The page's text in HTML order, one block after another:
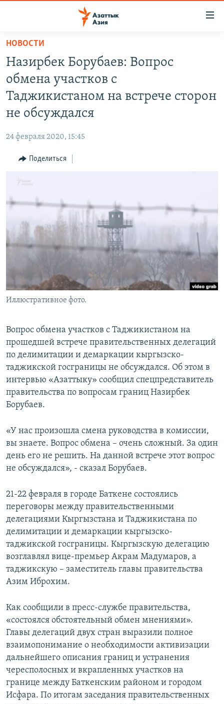
Вернуться
основному
содержанию
Вернутся
главной
Вернутся
поиску
ЦЕНТРАЛЬНАЯ АЗИЯ
КАЗАХСТАН
УЗБЕКИСТАН
НОВОСТИ
ВОЙНА В УКРАИНЕ
НА ДРУГИХ ЯЗЫКАХ
КЫРГЫЗЧА
ЎЗБЕКЧА
ТОҶИКӢ
TÜRKMENÇE
ПОДПИШИТЕСЬ НА НАС В СОЦСЕТЯХ
Все сайты РСЕ/РС
НОВОСТИ
Назирбек Борубаев: Вопрос
обмена участков с
Таджикистаном на встрече сторон
не обсуждался
24 февраля 2020, 15:45
Поделиться
Иллюстративное фото.
Вопрос обмена участков с Таджикистаном на
прошедшей встрече правительственных делегаций
по делимитации и демаркации кыргызско-
таджикской госграницы не обсуждался. Об этом в
интервью «Азаттыку» сообщил спецпредставитель
правительства по вопросам границ Назирбек
Борубаев.
«У нас произошла смена руководства в комиссии,
вы знаете. Вопрос обмена – очень сложный. За один
день его не решить. На данной встрече этот вопрос
не обсуждался», - сказал Борубаев.
21-22 февраля в городе Баткене состоялись
переговоры между правительственными
делегациями Кыргызстана и Таджикистана по
делимитации и демаркации кыргызско-
таджикской госграницы. Кыргызскую делегацию
возглавлял вице-премьер Акрам Мадумаров, а
таджикскую – заместитель главы правительства
Азим Иброхим.
Как сообщили в пресс-службе правительства,
«состоялся обстоятельный обмен мнениями».
Главы делегаций двух стран выразили полное
взаимопонимание о необходимости активизации
дальнейшего описания границ и устранения
чересполосных и вкрапленных участков на
границе между Баткенским районом и городом
Исфара. По итогам заседания правительственных